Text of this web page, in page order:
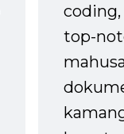
top-